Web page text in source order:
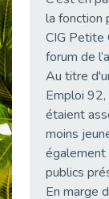
Publié le 22/05/
Publié le 21/05/
Publié le 18/05/
Publié le 12/05/
la fonction
CIG Petite
forum de
Au titre
Emploi
étaient
moins
également
publics
En marge